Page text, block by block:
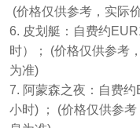
(价格仅供参考，实际
6. 皮划艇：自费约
时）； (价格仅供参考
为准)
7. 阿蒙森之夜：自费
小时) ； (价格仅供参